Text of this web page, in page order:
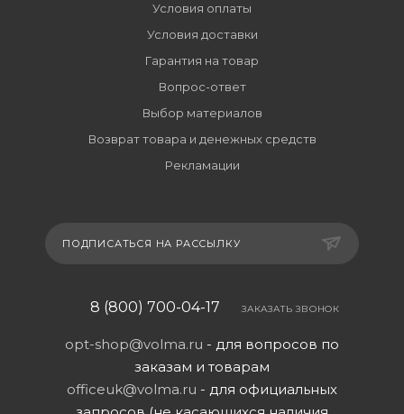
Условия оплаты
Условия доставки
Гарантия на товар
Вопрос-ответ
Выбор материалов
Возврат товара и денежных средств
Рекламации
ПОДПИСАТЬСЯ НА РАССЫЛКУ
8 (800) 700-04-17 ЗАКАЗАТЬ ЗВОНОК
opt-shop@volma.ru - для вопросов по
заказам и товарам
officeuk@volma.ru - для официальных